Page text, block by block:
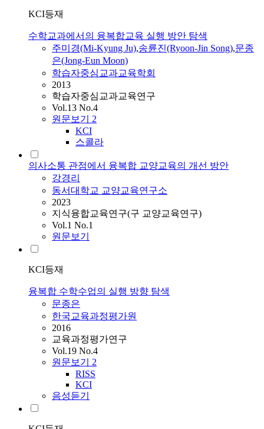
KCI등재
수학교과에서의 융복합교육 실행 방안 탐색
주미경(Mi-Kyung Ju),송륜진(Ryoon-Jin Song),문종
은(Jong-Eun Moon)
학습자중심교과교육학회
2013
학습자중심교과교육연구
Vol.13 No.4
원문보기 2
KCI
스콜라
의사소통 관점에서 융복합 교양교육의 개선 방안
강경리
동서대학교 교양교육연구소
2023
지식융합교육연구(구 교양교육연구)
Vol.1 No.1
원문보기
KCI등재
융복합 수학수업의 실행 방향 탐색
문종은
한국교육과정평가원
2016
교육과정평가연구
Vol.19 No.4
원문보기 2
RISS
KCI
음성듣기